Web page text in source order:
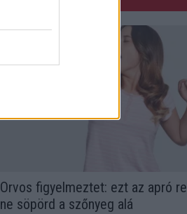
Orvos figyelmeztet: ezt az apró
ne söpörd a szőnyeg alá